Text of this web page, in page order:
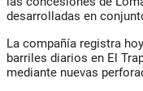
desarrolladas en
La compañía registra
barriles diarios en El
mediante nuevas